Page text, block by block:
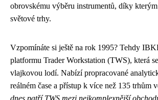
obrovskému výběru instrumentů, díky
světové trhy.
Vzpomínáte si ještě na rok 1995? Tehdy
platformu Trader Workstation (TWS), která
vlajkovou lodí. Nabízí propracované
reálném čase a přístup k více než 135 trhům